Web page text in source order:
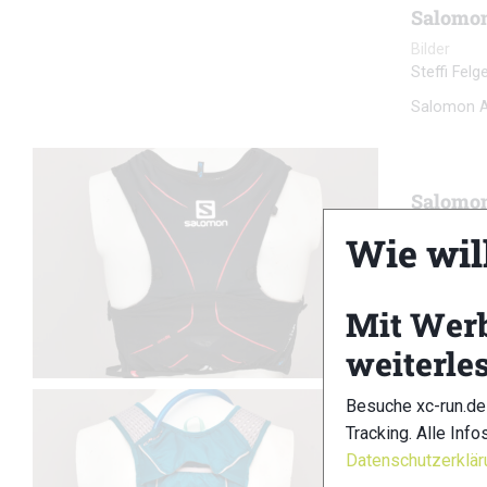
Bilder
Steffi
Salomon
XC-RUN
kann, der
Wie
Mit
Besuche xc-
Tracking. Alle